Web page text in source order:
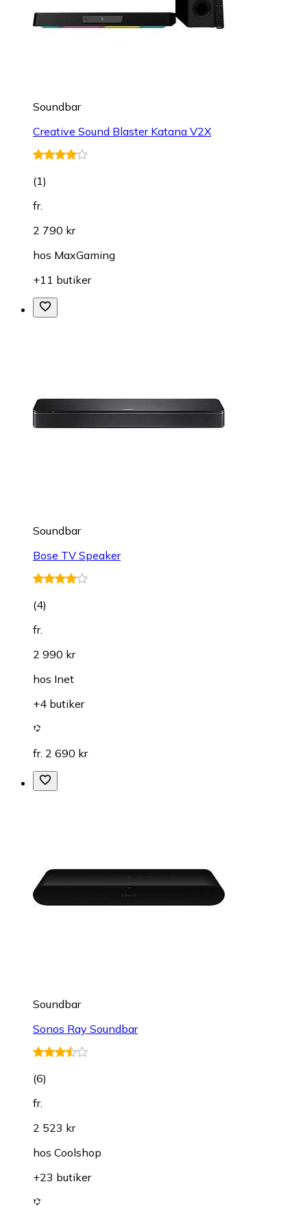
Soundbar
Creative Sound Blaster Katana V2X
(1)
fr.
2 790 kr
hos MaxGaming
+11 butiker
Soundbar
Bose TV Speaker
(4)
fr.
2 990 kr
hos Inet
+4 butiker
fr. 2 690 kr
Soundbar
Sonos Ray Soundbar
(6)
fr.
2 523 kr
hos Coolshop
+23 butiker